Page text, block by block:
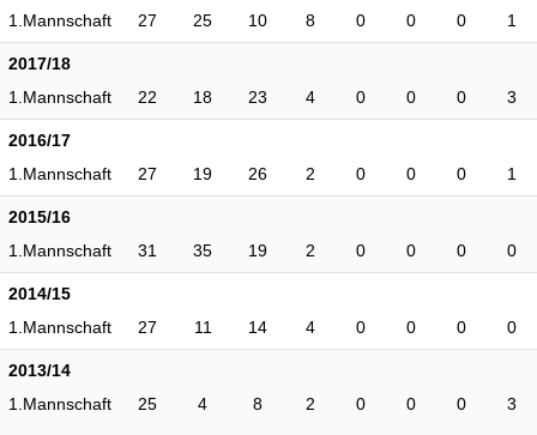
1.Mannschaft
27 25 10 8 0 0 0 1
2017/18
1.Mannschaft
22 18 23 4 0 0 0 3
2016/17
1.Mannschaft
27 19 26 2 0 0 0 1
2015/16
1.Mannschaft
31 35 19 2 0 0 0 0
2014/15
1.Mannschaft
27 11 14 4 0 0 0 0
2013/14
1.Mannschaft
25 4 8 2 0 0 0 3